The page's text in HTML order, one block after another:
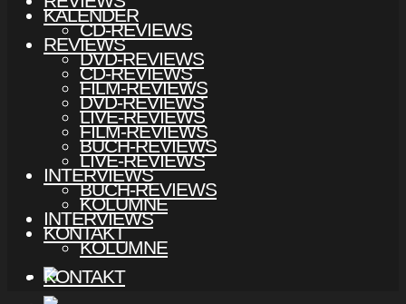
CD-REVIEWS
DVD-REVIEWS
FILM-REVIEWS
LIVE-REVIEWS
BUCH-REVIEWS
INTERVIEWS
KOLUMNE
KONTAKT
KALENDER
REVIEWS
CD-REVIEWS
DVD-REVIEWS
FILM-REVIEWS
LIVE-REVIEWS
BUCH-REVIEWS
INTERVIEWS
KOLUMNE
KONTAKT